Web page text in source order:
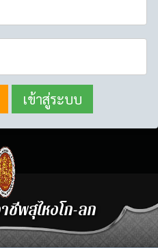
ชีพสุไหงโก-ลก